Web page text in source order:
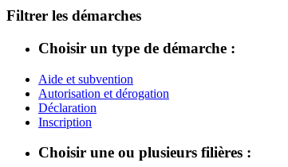
Filtrer les démarches
Choisir un type de démarche :
Aide et subvention
Autorisation et dérogation
Déclaration
Inscription
Choisir une ou plusieurs filières :